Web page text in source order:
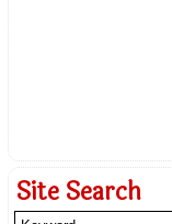
Site Search